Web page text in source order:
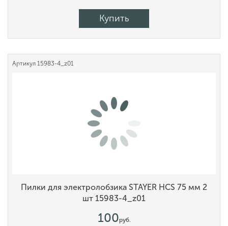
Купить
Артикул 15983-4_z01
Пилки для электролобзика STAYER HCS 75 мм 2
шт 15983-4_z01
100руб.